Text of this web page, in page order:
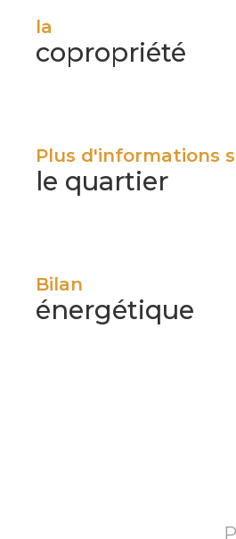
la
copropriété
Plus d'informations
le quartier
Bilan
énergétique